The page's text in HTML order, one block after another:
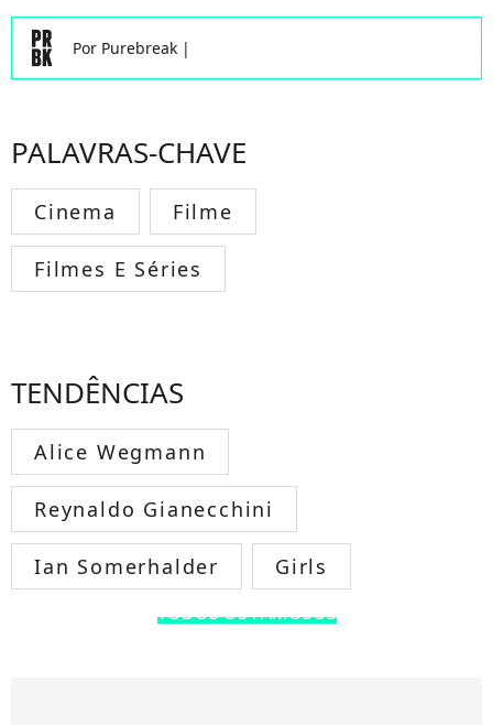
Por Purebreak |
PALAVRAS-CHAVE
Cinema Filme
Filmes E Séries
TENDÊNCIAS
Alice Wegmann
Reynaldo Gianecchini
Ian Somerhalder Girls
TODOS OS FAMOSOS